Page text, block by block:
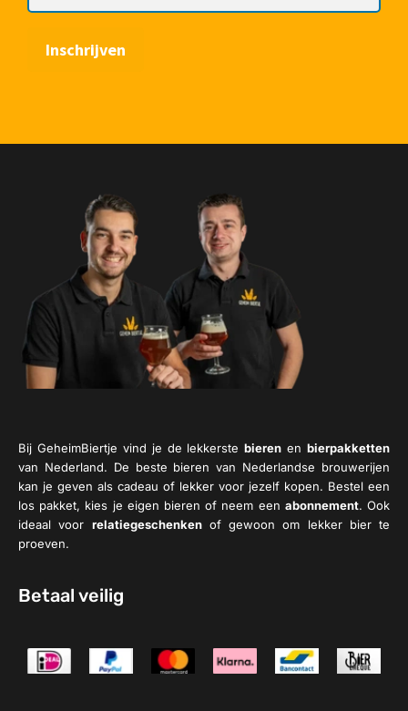
Bij GeheimBiertje vind je de lekkerstebieren en bierpakketten
van Nederland. De beste bieren van Nederlandse brouwerijen
kan je geven als cadeau of lekker voor jezelf kopen. Bestel een
los pakket, kies je eigen bieren of neem een abonnement. Ook
ideaal voor relatiegeschenkenof gewoon om lekker bier te
proeven.
Betaal veilig